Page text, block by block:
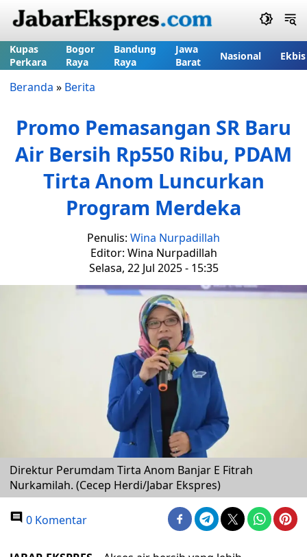
Kupas
Perkara
Bogor
Raya
Bandung
Raya
Jawa
Barat
Nasional Ekbis
Beranda » Berita
Promo Pemasangan SR Baru
Air Bersih Rp550 Ribu, PDAM
Tirta Anom Luncurkan
Program Merdeka
Penulis: Wina Nurpadillah
Editor: Wina Nurpadillah
Selasa, 22 Jul 2025 - 15:35
Direktur Perumdam Tirta Anom Banjar E Fitrah
Nurkamilah. (Cecep Herdi/Jabar Ekspres)
0 Komentar